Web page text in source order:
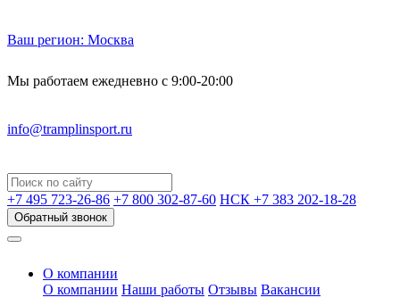
Ваш регион: Москва
Мы работаем ежедневно с 9:00-20:00
info@tramplinsport.ru
+7 495 723-26-86 +7 800 302-87-60 НСК +7 383 202-18-28
Обратный звонок
О компании
О компании Наши работы Отзывы Вакансии